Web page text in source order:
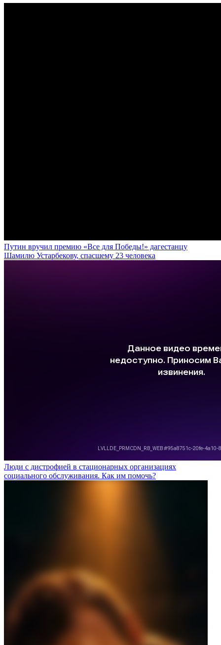
Путин вручил премию «Все для Победы!» дагестанцу
Шамилю Устарбекову, спасшему 23 человека
Люди с дистрофией в стационарных организациях
социального обслуживания. Как им помочь?